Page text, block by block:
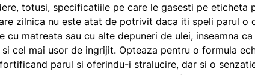
totusi, specificatiile pe care le gasesti pe eticheta
zilnica nu este atat de potrivit daca iti speli parul o
cu matreata sau cu alte depuneri de ulei, inseamna
cel mai usor de ingrijit. Opteaza pentru o formula
parul si oferindu-i stralucire, dar si o